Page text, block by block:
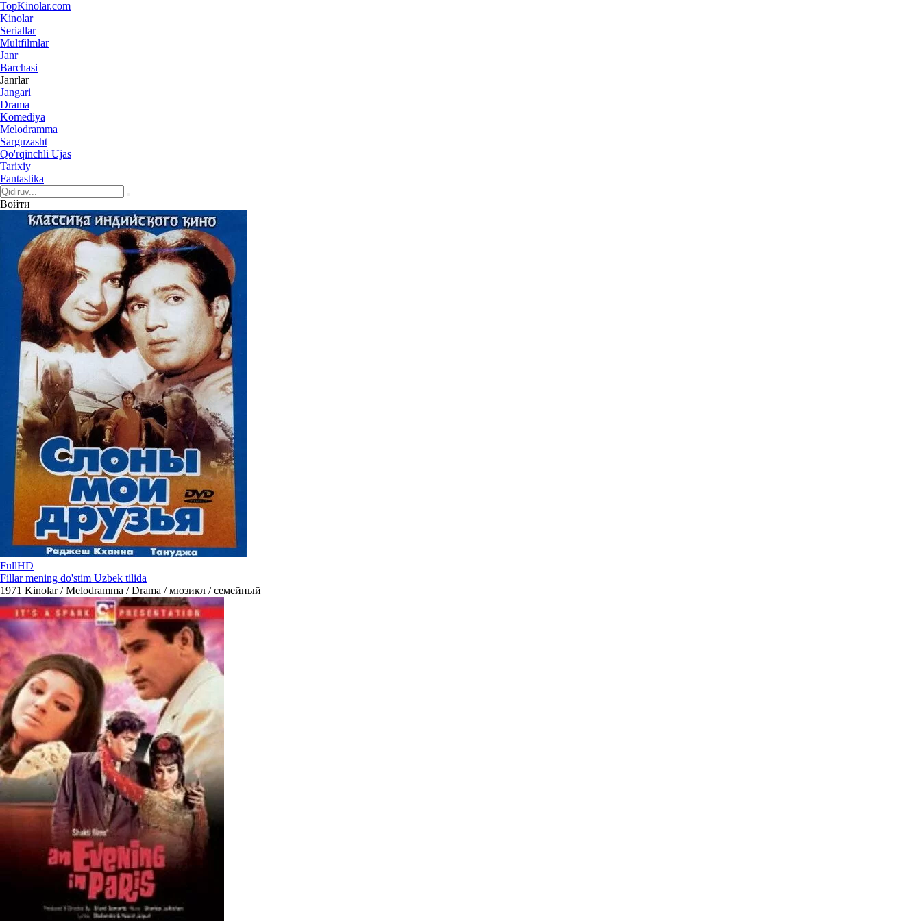
TopKinolar.com
Kinolar
Seriallar
Multfilmlar
Janr
Barchasi
Janrlar
Jangari
Drama
Komediya
Melodramma
Sarguzasht
Qo'rqinchli Ujas
Tarixiy
Fantastika
Войти
FullHD
Fillar mening do'stim Uzbek tilida
1971 Kinolar / Melodramma / Drama / мюзикл / семейный